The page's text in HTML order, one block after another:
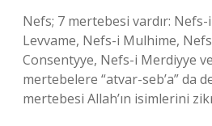
Nefs; 7 mertebesi vardır:
Levvame, Nefs-i Mulhime,
Consentyye, Nefs-i Merdiyye
mertebelere “atvar-seb’a” da
mertebesi Allah’ın isimlerini